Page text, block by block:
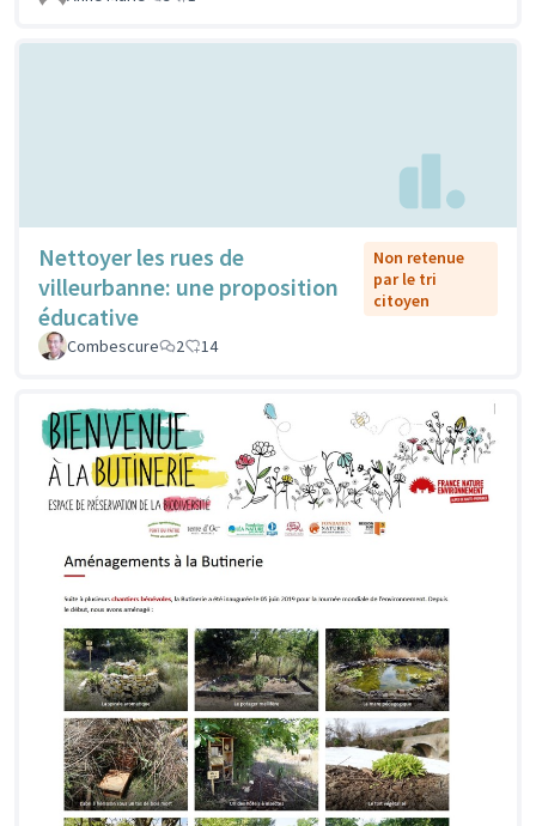
Nettoyer les rues de
villeurbanne: une proposition
éducative
Non retenue
par le tri
citoyen
Combescure 2 14